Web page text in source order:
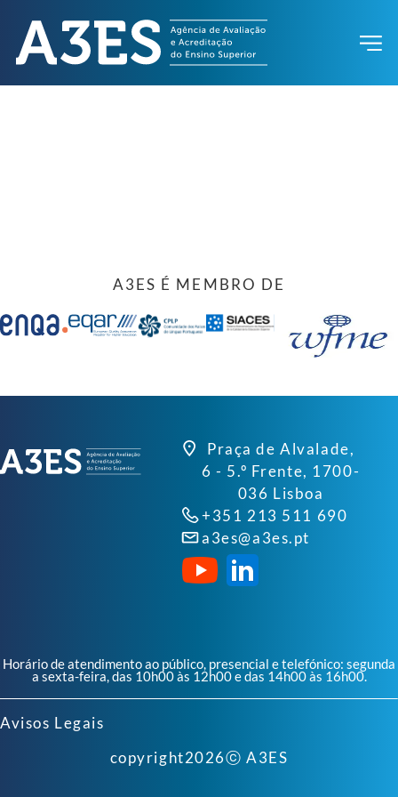
A3ES É MEMBRO DE
Praça de Alvalade,
6 - 5.º Frente, 1700-
036 Lisboa
+351 213 511 690
a3es@a3es.pt
Horário de atendimento ao público, presencial e telefónico: segunda
a sexta-feira, das 10h00 às 12h00 e das 14h00 às 16h00.
Avisos Legais
copyright2026ⓒ A3ES